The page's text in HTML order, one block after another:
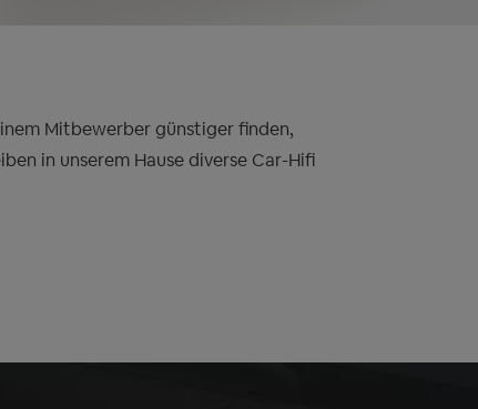
Mitbewerber günstiger finden,
in unserem Hause diverse Car-Hifi